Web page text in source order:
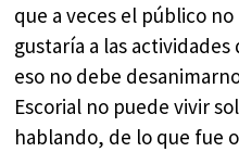
que a veces el público
gustaría a las
eso no debe
Escorial no puede vivir
hablando, de lo que fue